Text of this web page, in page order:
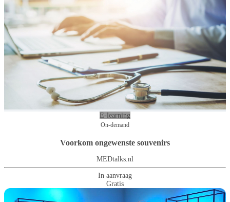
E-learning
On-demand
Voorkom ongewenste souvenirs
MEDtalks.nl
In aanvraag
Gratis